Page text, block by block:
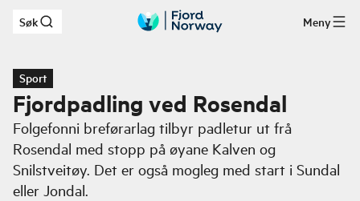
Hopp til hovedinnhold
Søk Meny
Sport
Fjordpadling ved Rosendal
Folgefonni breførarlag tilbyr padletur ut frå
Rosendal med stopp på øyane Kalven og
Snilstveitøy. Det er også mogleg med start i Sundal
eller Jondal.